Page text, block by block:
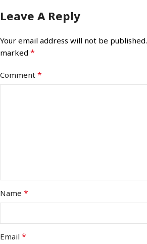
Leave A Reply
Your email address will not be published.
marked *
Comment *
Name *
Email *